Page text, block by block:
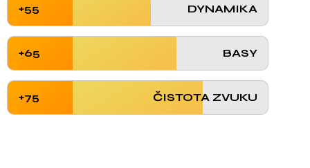
DYNAMIKA
+55
BASY
+65
ČISTOTA ZVUKU
+75